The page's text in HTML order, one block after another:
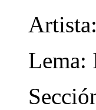
Artista:
Lema: